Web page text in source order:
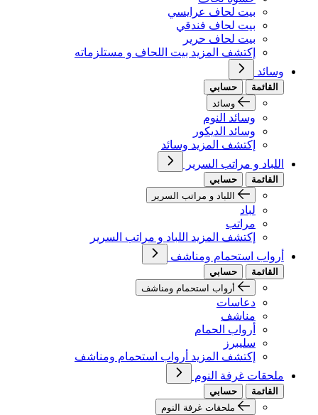
بيت لحاف عرايسي
بيت لحاف فندقي
بيت لحاف حرير
إكتشف المزيد بيت اللحاف و مستلزماته
وسائد
القائمة
حسابي
وسائد
وسائد النوم
وسائد الديكور
إكتشف المزيد وسائد
اللباد و مراتب السرير
القائمة
حسابي
اللباد و مراتب السرير
لباد
مراتب
إكتشف المزيد اللباد و مراتب السرير
أرواب استحمام ومناشف
القائمة
حسابي
أرواب استحمام ومناشف
دعاسات
مناشف
أرواب الحمام
سليبرز
إكتشف المزيد أرواب استحمام ومناشف
ملحقات غرفة النوم
القائمة
حسابي
ملحقات غرفة النوم